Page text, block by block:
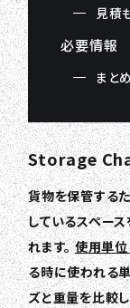
見積
必要情報
まとめ
Storage
貨物を保管する
しているスペー
れます。使用単位
る時に使われる
ズと重量を比較